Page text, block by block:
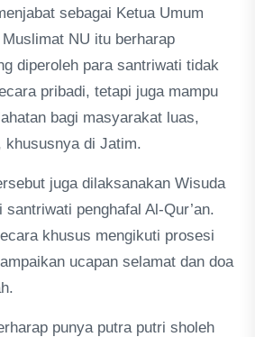
sebagai Ketua Umum
NU itu berharap
diperoleh para santriwati tidak
pribadi, tetapi juga mampu
bagi masyarakat luas,
khususnya di Jatim.
juga dilaksanakan Wisuda
santriwati penghafal Al-Qur’an.
khusus mengikuti prosesi
ucapan selamat dan doa
punya putra putri sholeh